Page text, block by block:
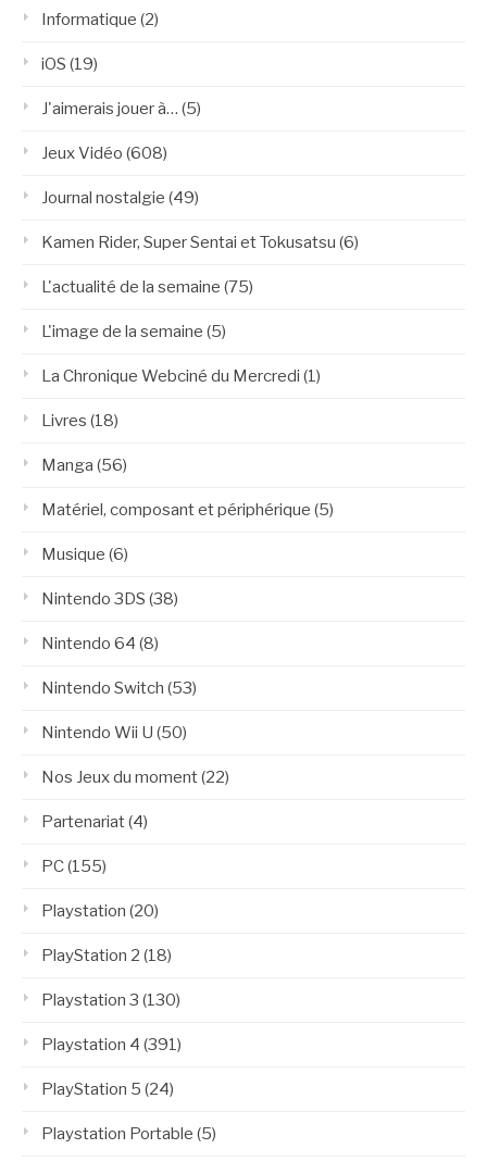
Informatique (2)
iOS (19)
J'aimerais jouer à… (5)
Jeux Vidéo (608)
Journal nostalgie (49)
Kamen Rider, Super Sentai et Tokusatsu (6)
L'actualité de la semaine (75)
L'image de la semaine (5)
La Chronique Webciné du Mercredi (1)
Livres (18)
Manga (56)
Matériel, composant et périphérique (5)
Musique (6)
Nintendo 3DS (38)
Nintendo 64 (8)
Nintendo Switch (53)
Nintendo Wii U (50)
Nos Jeux du moment(22)
Partenariat(4)
PC(155)
Playstation (20)
PlayStation 2 (18)
Playstation 3 (130)
Playstation 4 (391)
PlayStation 5 (24)
Playstation Portable (5)